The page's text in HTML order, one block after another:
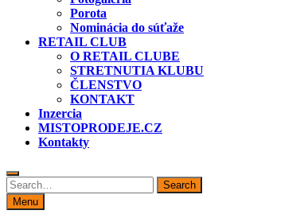
Porota
Nominácia do súťaže
RETAIL CLUB
O RETAIL CLUBE
STRETNUTIA KLUBU
ČLENSTVO
KONTAKT
Inzercia
MISTOPRODEJE.CZ
Kontakty
Search
for:
Search
Menu